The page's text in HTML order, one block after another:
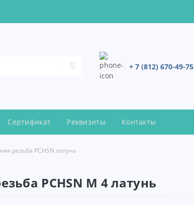
+ 7 (812) 670-49-75
Сертификат Реквизиты Контакты
резьба PCHSN латунь
PCHSN М 4 латунь